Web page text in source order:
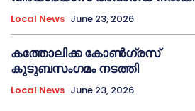
Local News June 23, 2026
കത്തോലിക്ക കോൺഗ്രസ്
കുടുബസംഗമം നടത്തി
Local News June 23, 2026